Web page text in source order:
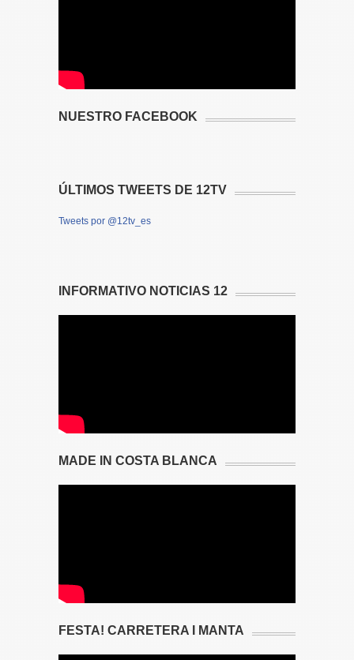
NUESTRO FACEBOOK
ÚLTIMOS TWEETS DE 12TV
Tweets por @12tv_es
INFORMATIVO NOTICIAS 12
MADE IN COSTA BLANCA
FESTA! CARRETERA I MANTA